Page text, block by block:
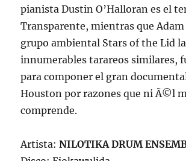
pianista Dustin O’Halloran es el
Transparente, mientras que
grupo ambiental Stars of the Lid
innumerables tarareos similares,
para componer el gran
Houston por razones que ni Ã©l
comprende.
Artista:NILOTIKA DRUM